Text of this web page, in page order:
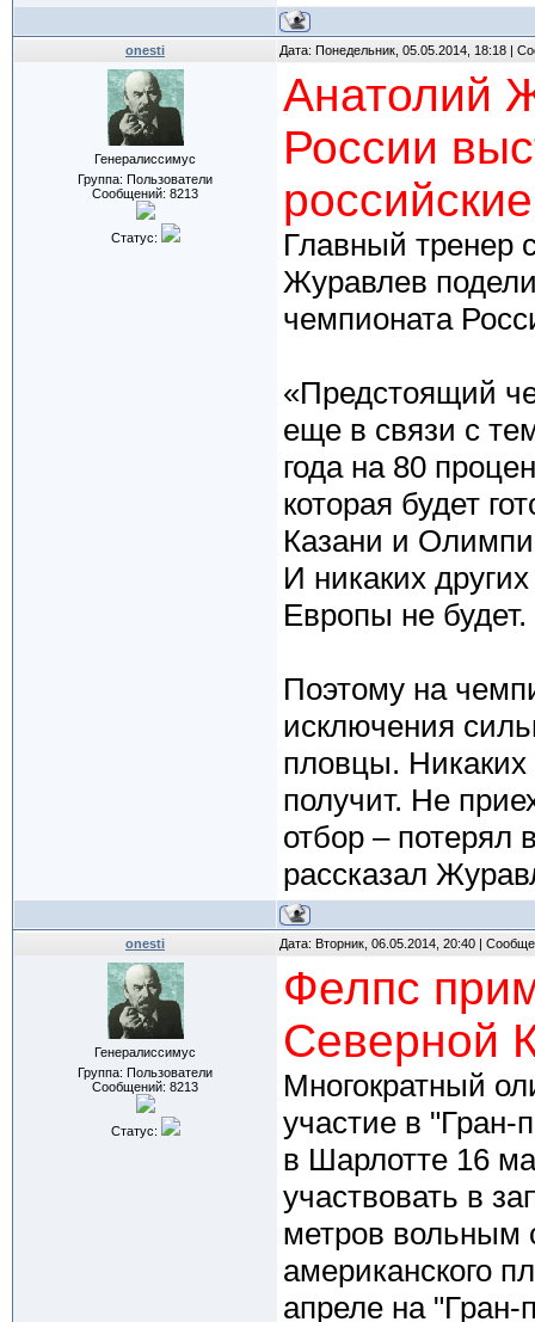
onesti Дата: Понедельник, 05.05.2014, 18:18 |
Генералиссимус
Группа: Пользователи
Сообщений: 8213
Статус:
Анатолий
России
Главный тренер
Журавлев
чемпионата
«Предстоящий
еще в связи с
года на 80
которая будет
Казани и
И никаких
Европы не будет.
Поэтому на
исключения
пловцы. Никаких
получит. Не
отбор – потерял
рассказал
onesti Дата: Вторник, 06.05.2014, 20:40 |
Генералиссимус
Группа: Пользователи
Сообщений: 8213
Статус:
Фелпс
Северной
Многократный
участие в
в Шарлотте 16
участвовать в
метров вольным
американского
апреле на